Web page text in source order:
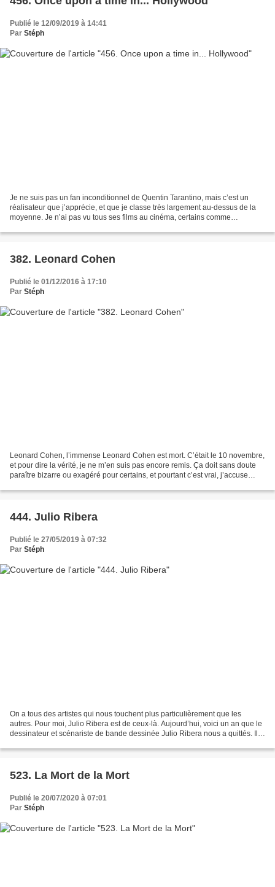
Publié le 12/09/2019 à 14:41
Par Stéph
Je ne suis pas un fan inconditionnel de Quentin Tarantino, mais c’est un
réalisateur que j’apprécie, et que je classe très largement au-dessus de la
moyenne. Je n’ai pas vu tous ses films au cinéma, certains comme
382. Leonard Cohen
Publié le 01/12/2016 à 17:10
Par Stéph
Leonard Cohen, l’immense Leonard Cohen est mort. C’était le 10 novembre,
et pour dire la vérité, je ne m’en suis pas encore remis. Ça doit sans doute
paraître bizarre ou exagéré pour certains, et pourtant c’est vrai, j’accuse
444. Julio Ribera
Publié le 27/05/2019 à 07:32
Par Stéph
On a tous des artistes qui nous touchent plus particulièrement que les
autres. Pour moi, Julio Ribera est de ceux-là. Aujourd’hui, voici un an que le
dessinateur et scénariste de bande dessinée Julio Ribera nous a quittés. Il
523. La Mort de la Mort
Publié le 20/07/2020 à 07:01
Par Stéph